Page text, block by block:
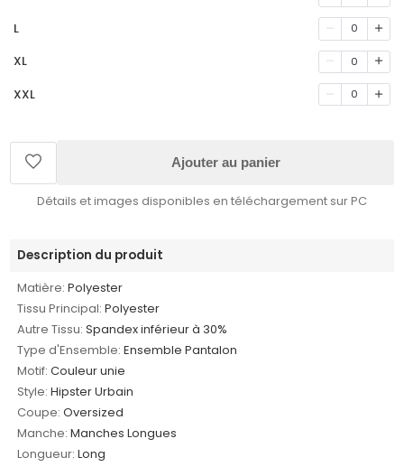
L 0
XL 0
XXL 0
Ajouter au panier
Détails et images disponibles en téléchargement sur PC
Description du produit
Matière: Polyester
Tissu Principal: Polyester
Autre Tissu: Spandex inférieur à 30%
Type d'Ensemble: Ensemble Pantalon
Motif: Couleur unie
Style: Hipster Urbain
Coupe: Oversized
Manche: Manches Longues
Longueur: Long